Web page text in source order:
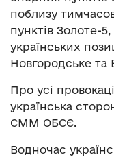
поблизу
пунктів Золоте-
українських
Новгородське та
Про усі
українська
СММ ОБСЄ.
Водночас